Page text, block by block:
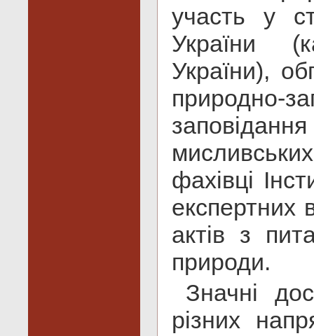
участь у
України
України),
природно-
фахівці
експертних
актів з
природи.
Значні
різних